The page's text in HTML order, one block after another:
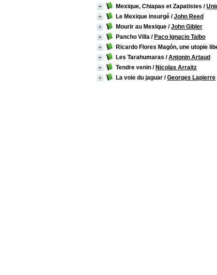
Mexique, Chiapas et Zapatistes /
Le Mexique insurgé /John Reed
Mourir au Mexique /John Gibler
Pancho Villa / Paco Ignacio Taibo
Ricardo Flores Magón, une utopie
Les Tarahumaras /Antonin Artaud
Tendre venin / Nicolas Arraitz
La voie du jaguar /Georges Lapierre